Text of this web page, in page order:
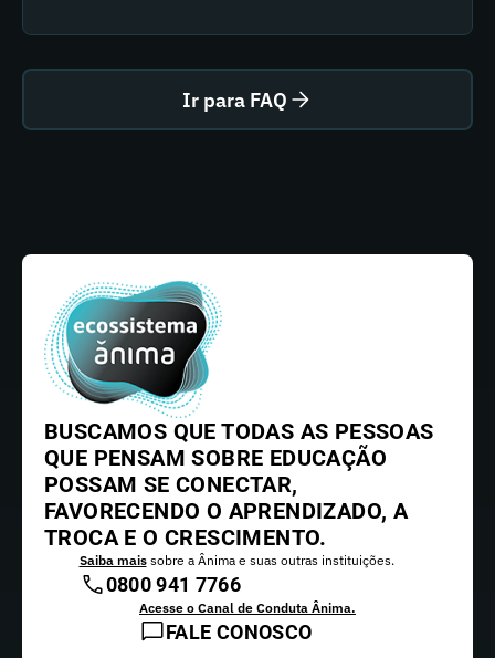
Ir para FAQ
BUSCAMOS QUE TODAS AS PESSOAS
QUE PENSAM SOBRE EDUCAÇÃO
POSSAM SE CONECTAR,
FAVORECENDO O APRENDIZADO, A
TROCA E O CRESCIMENTO.
Saiba maissobre a Ânima e suas outras instituições.
0800 941 7766
Acesse o Canal de Conduta Ânima.
FALE CONOSCO